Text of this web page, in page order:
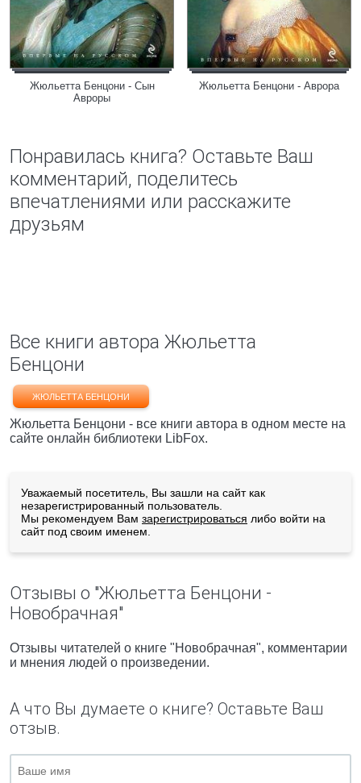
Жюльетта Бенцони - Сын
Авроры
Жюльетта Бенцони - Аврора
Понравилась книга? Оставьте Ваш
комментарий, поделитесь
впечатлениями или расскажите
друзьям
Все книги автора Жюльетта
Бенцони
ЖЮЛЬЕТТА БЕНЦОНИ
Жюльетта Бенцони - все книги автора в одном месте на
сайте онлайн библиотеки LibFox.
Уважаемый посетитель, Вы зашли на сайт как
незарегистрированный пользователь.
Мы рекомендуем Вам зарегистрироваться либо войти на
сайт под своим именем.
Отзывы о "Жюльетта Бенцони -
Новобрачная"
Отзывы читателей о книге "Новобрачная", комментарии
и мнения людей о произведении.
А что Вы думаете о книге? Оставьте Ваш
отзыв.